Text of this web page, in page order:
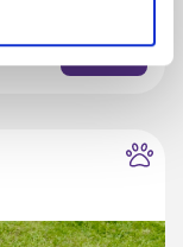
Se mere